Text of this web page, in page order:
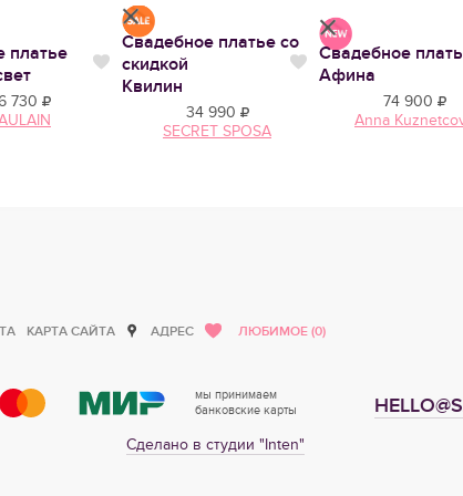
платье
Нравится
730
Свадебное платье со
скидкой
Квилин
Нравится
34 990
SECRET SPOSA
Свадебное
Афина
74 900
Anna
КАРТА САЙТА АДРЕС ЛЮБИМОЕ (0)
мы принимаем
банковские карты
Сделано в студии "Inten"